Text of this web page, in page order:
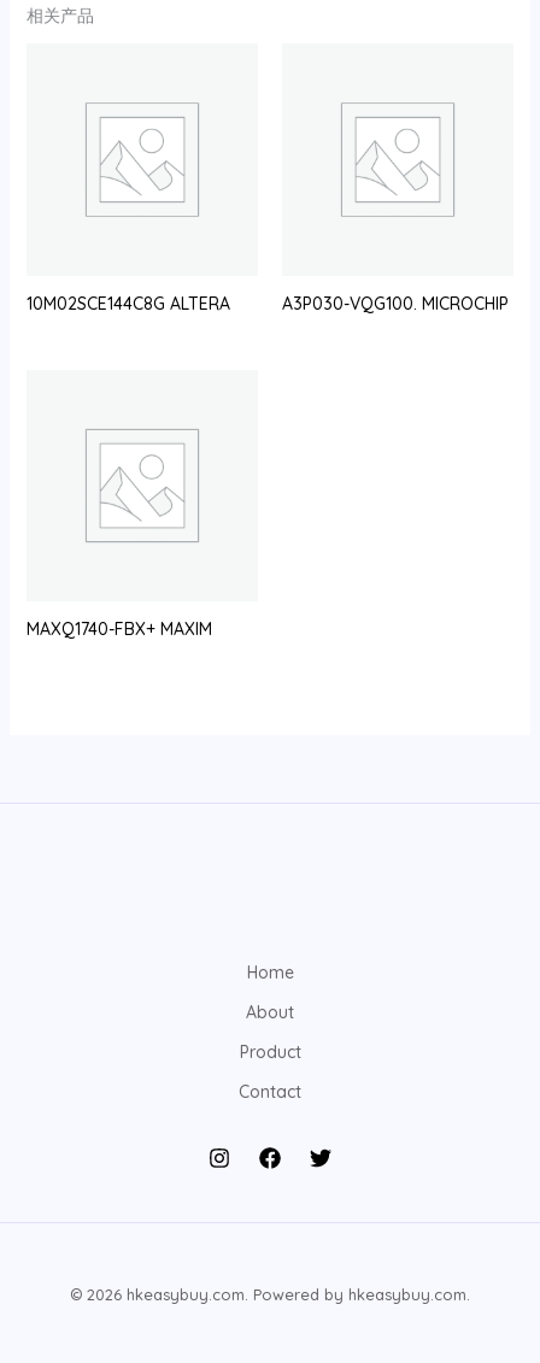
相关产品
10M02SCE144C8G ALTERA A3P030-VQG100. MICROCHIP
MAXQ1740-FBX+ MAXIM
Home
About
Product
Contact
© 2026 hkeasybuy.com. Powered by hkeasybuy.com.